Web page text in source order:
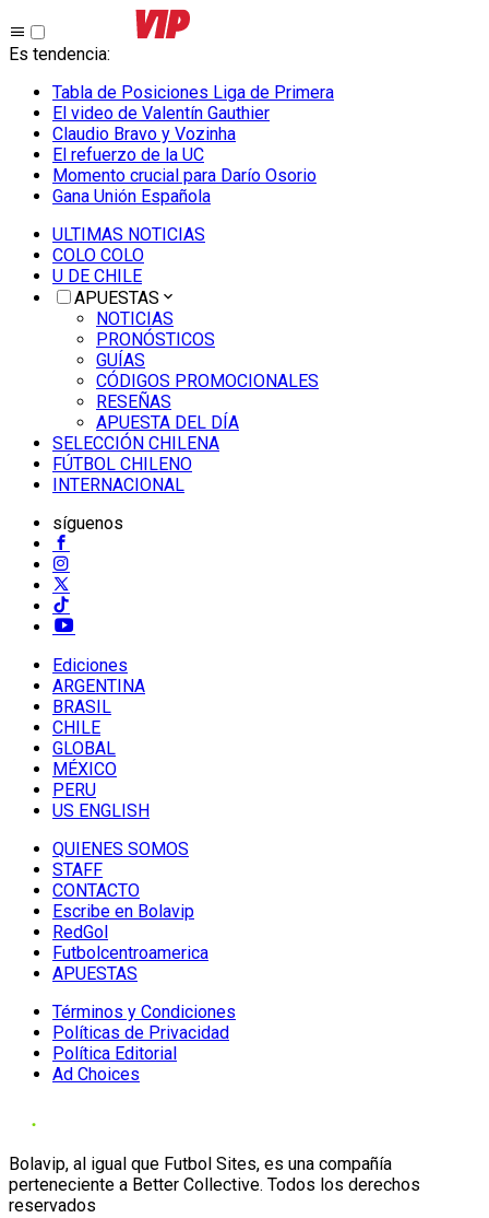
Es tendencia:
Tabla de Posiciones Liga de Primera
El video de Valentín Gauthier
Claudio Bravo y Vozinha
El refuerzo de la UC
Momento crucial para Darío Osorio
Gana Unión Española
ULTIMAS NOTICIAS
COLO COLO
U DE CHILE
APUESTAS
NOTICIAS
PRONÓSTICOS
GUÍAS
CÓDIGOS PROMOCIONALES
RESEÑAS
APUESTA DEL DÍA
SELECCIÓN CHILENA
FÚTBOL CHILENO
INTERNACIONAL
síguenos
Ediciones
ARGENTINA
BRASIL
CHILE
GLOBAL
MÉXICO
PERU
US ENGLISH
QUIENES SOMOS
STAFF
CONTACTO
Escribe en Bolavip
RedGol
Futbolcentroamerica
APUESTAS
Términos y Condiciones
Políticas de Privacidad
Política Editorial
Ad Choices
Bolavip, al igual que Futbol Sites, es una compañía
perteneciente a Better Collective. Todos los derechos
reservados